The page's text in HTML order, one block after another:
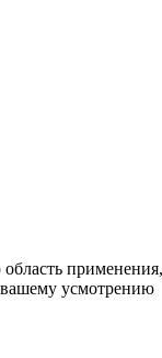
вашему усмотрению